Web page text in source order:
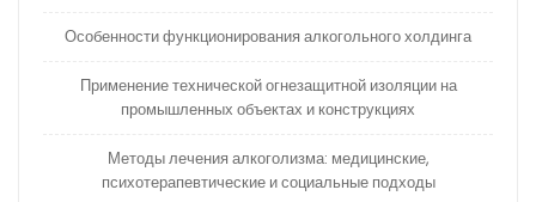
Особенности функционирования алкогольного холдинга
Применение технической огнезащитной изоляции на
промышленных объектах и конструкциях
Методы лечения алкоголизма: медицинские,
психотерапевтические и социальные подходы